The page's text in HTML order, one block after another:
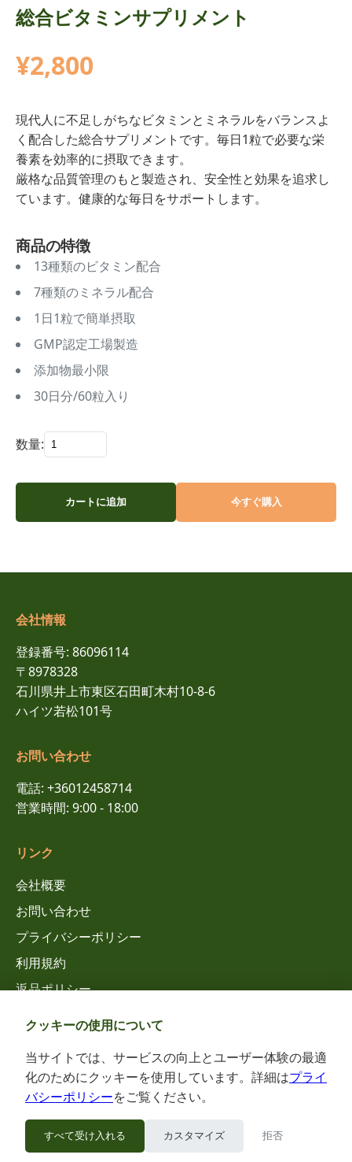
総合ビタミンサプリメント
¥2,800
現代人に不足しがちなビタミンとミネラルをバランスよ
く配合した総合サプリメントです。毎日1粒で必要な栄
養素を効率的に摂取できます。
厳格な品質管理のもと製造され、安全性と効果を追求し
ています。健康的な毎日をサポートします。
商品の特徴
13種類のビタミン配合
7種類のミネラル配合
1日1粒で簡単摂取
GMP認定工場製造
添加物最小限
30日分/60粒入り
数量:
カートに追加 今すぐ購入
会社情報
登録番号: 86096114
〒8978328
石川県井上市東区石田町木村10-8-6
ハイツ若松101号
お問い合わせ
電話: +36012458714
営業時間: 9:00 - 18:00
リンク
会社概要
お問い合わせ
プライバシーポリシー
利用規約
返品ポリシー
© 2025 ウェルネスデリバリー. All rights reserved.
クッキーの使用について
当サイトでは、サービスの向上とユーザー体験の最適
化のためにクッキーを使用しています。詳細はプライ
バシーポリシーをご覧ください。
すべて受け入れる カスタマイズ 拒否